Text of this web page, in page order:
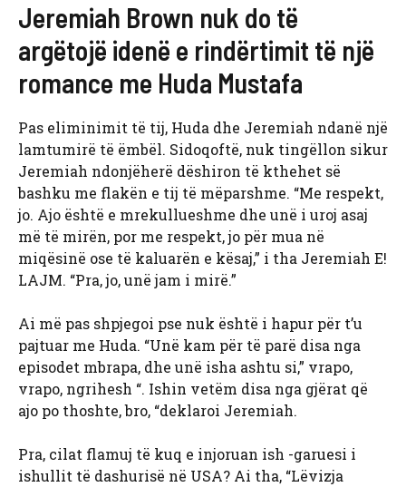
Jeremiah Brown nuk do të
argëtojë idenë e rindërtimit të një
romance me Huda Mustafa
Pas eliminimit të tij, Huda dhe Jeremiah ndanë një
lamtumirë të ëmbël. Sidoqoftë, nuk tingëllon sikur
Jeremiah ndonjëherë dëshiron të kthehet së
bashku me flakën e tij të mëparshme. “Me respekt,
jo. Ajo është e mrekullueshme dhe unë i uroj asaj
më të mirën, por me respekt, jo për mua në
miqësinë ose të kaluarën e kësaj,” i tha Jeremiah E!
LAJM. “Pra, jo, unë jam i mirë.”
Ai më pas shpjegoi pse nuk është i hapur për t’u
pajtuar me Huda. “Unë kam për të parë disa nga
episodet mbrapa, dhe unë isha ashtu si,” vrapo,
vrapo, ngrihesh “. Ishin vetëm disa nga gjërat që
ajo po thoshte, bro, “deklaroi Jeremiah.
Pra, cilat flamuj të kuq e injoruan ish -garuesi i
ishullit të dashurisë në USA? Ai tha, “Lëvizja